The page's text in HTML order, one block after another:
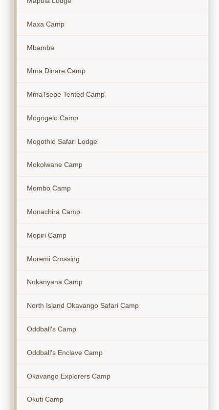
Maxa Camp
Mbamba
Mma Dinare Camp
MmaTsebe Tented Camp
Mogogelo Camp
Mogothlo Safari Lodge
Mokolwane Camp
Mombo Camp
Monachira Camp
Mopiri Camp
Moremi Crossing
Nokanyana Camp
North Island Okavango Safari Camp
Oddball's Camp
Oddball's Enclave Camp
Okavango Explorers Camp
Okuti Camp